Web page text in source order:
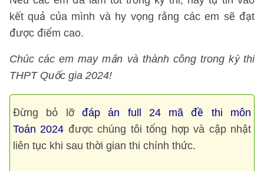
kết quả của mình và hy vọng rằng các em sẽ đạt
được điểm cao.
Chúc các em may mắn và thành công trong kỳ thi
THPT Quốc gia 2024!
Đừng bỏ lỡ đáp án full 24 mã đề thi môn
Toán 2024 được chúng tôi tổng hợp và cập nhật
liên tục khi sau thời gian thi chính thức.